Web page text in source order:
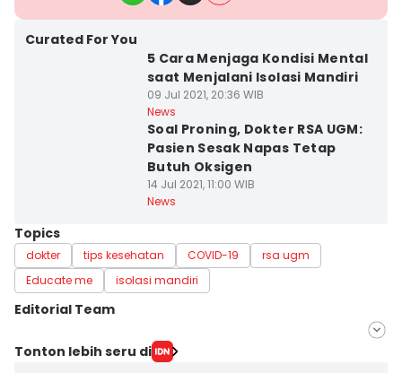
Curated For You
5 Cara Menjaga Kondisi Mental
saat Menjalani Isolasi Mandiri
09 Jul 2021, 20:36 WIB
News
Soal Proning, Dokter RSA UGM:
Pasien Sesak Napas Tetap
Butuh Oksigen
14 Jul 2021, 11:00 WIB
News
Topics
dokter tips kesehatan COVID-19
rsa ugm
Educate me
isolasi mandiri
Editorial Team
Editor
Tonton lebih seru di